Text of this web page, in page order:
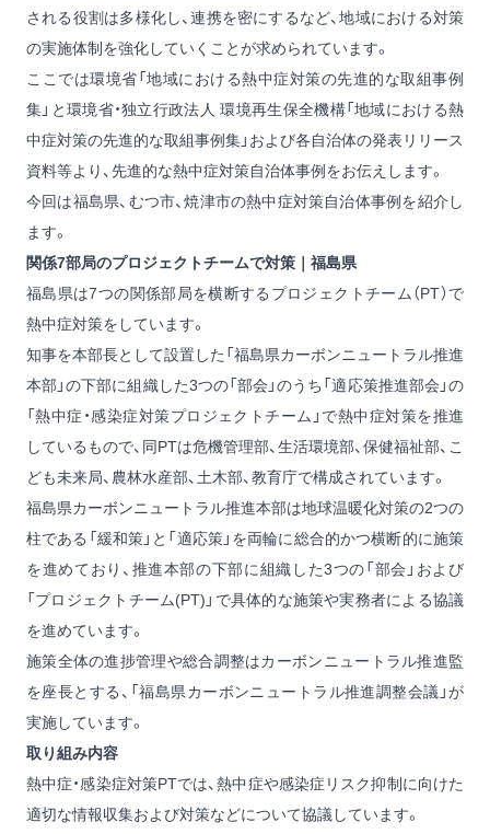
される役割は多様化し、連携を密にするなど、地域における対策
の実施体制を強化していくことが求められています。
ここでは環境省「地域における熱中症対策の先進的な取組事例
集」と環境省・独立行政法人 環境再生保全機構「地域における熱
中症対策の先進的な取組事例集」および各自治体の発表リリース
資料等より、先進的な熱中症対策自治体事例をお伝えします。
今回は福島県、むつ市、焼津市の熱中症対策自治体事例を紹介し
ます。
関係7部局のプロジェクトチームで対策｜福島県
福島県は7つの関係部局を横断するプロジェクトチーム（PT）で
熱中症対策をしています。
知事を本部長として設置した「福島県カーボンニュートラル推進
本部」の下部に組織した3つの「部会」のうち「適応策推進部会」の
「熱中症・感染症対策プロジェクトチーム」で熱中症対策を推進
しているもので、同PTは危機管理部、生活環境部、保健福祉部、こ
ども未来局、農林水産部、土木部、教育庁で構成されています。
福島県カーボンニュートラル推進本部は地球温暖化対策の2つの
柱である「緩和策」と「適応策」を両輪に総合的かつ横断的に施策
を進めており、推進本部の下部に組織した3つの「部会」および
「プロジェクトチーム(PT)」で具体的な施策や実務者による協議
を進めています。
施策全体の進捗管理や総合調整はカーボンニュートラル推進監
を座長とする、「福島県カーボンニュートラル推進調整会議」が
実施しています。
取り組み内容
熱中症・感染症対策PTでは、熱中症や感染症リスク抑制に向けた
適切な情報収集および対策などについて協議しています。